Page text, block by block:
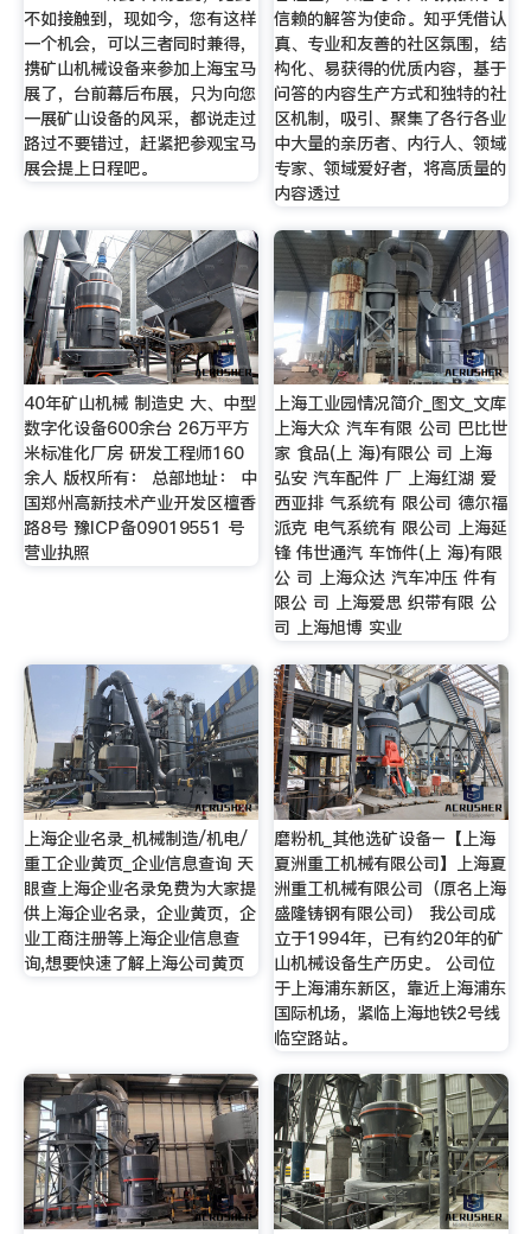
不如接触到，现如今，您有这样
一个机会，可以三者同时兼得，
携矿山机械设备来参加上海宝马
展了，台前幕后布展，只为向您
一展矿山设备的风采，都说走过
路过不要错过，赶紧把参观宝马
展会提上日程吧。
信赖的解答为使命。知乎凭借认
真、专业和友善的社区氛围，结
构化、易获得的优质内容，基于
问答的内容生产方式和独特的社
区机制，吸引、聚集了各行各业
中大量的亲历者、内行人、领域
专家、领域爱好者，将高质量的
内容透过
40年矿山机械 制造史 大、中型
数字化设备600余台 26万平方
米标准化厂房 研发工程师160
余人 版权所有： 总部地址： 中
国郑州高新技术产业开发区檀香
路8号 豫ICP备09019551 号
营业执照
上海工业园情况简介_图文_文库
上海大众 汽车有限 公司 巴比世
家 食品(上 海)有限公 司 上海
弘安 汽车配件 厂 上海红湖 爱
西亚排 气系统有 限公司 德尔福
派克 电气系统有 限公司 上海延
锋 伟世通汽 车饰件(上 海)有限
公 司 上海众达 汽车冲压 件有
限公 司 上海爱思 织带有限 公
司 上海旭博 实业
上海企业名录_机械制造/机电/
重工企业黄页_企业信息查询 天
眼查上海企业名录免费为大家提
供上海企业名录，企业黄页，企
业工商注册等上海企业信息查
询,想要快速了解上海公司黄页
磨粉机_其他选矿设备–【上海
夏洲重工机械有限公司】上海夏
洲重工机械有限公司（原名上海
盛隆铸钢有限公司） 我公司成
立于1994年，已有约20年的矿
山机械设备生产历史。 公司位
于上海浦东新区，靠近上海浦东
国际机场，紧临上海地铁2号线
临空路站。